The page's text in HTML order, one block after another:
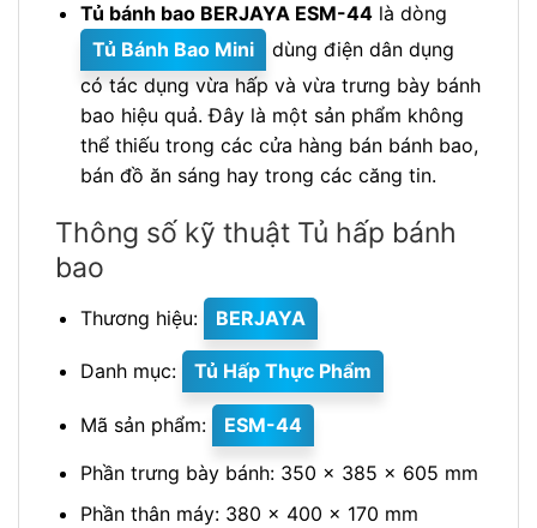
Tủ bánh bao BERJAYA ESM-44là dòng
Tủ Bánh Bao Mini
dùng điện dân dụng
có tác dụng vừa hấp và vừa trưng bày bánh
bao hiệu quả. Đây là một sản phẩm không
thể thiếu trong các cửa hàng bán bánh bao,
bán đồ ăn sáng hay trong các căng tin.
Thông số kỹ thuật Tủ hấp bánh
bao
Thương hiệu: BERJAYA
Danh mục: Tủ Hấp Thực Phẩm
Mã sản phẩm:
ESM-44
Phần trưng bày bánh: 350 x 385 x 605 mm
Phần thân máy: 380 x 400 x 170 mm